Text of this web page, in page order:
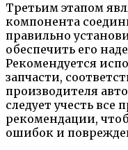
Третьим этапом
компонента
правильно
обеспечить его
Рекомендуется
запчасти,
производителя
следует учесть
рекомендации,
ошибок и